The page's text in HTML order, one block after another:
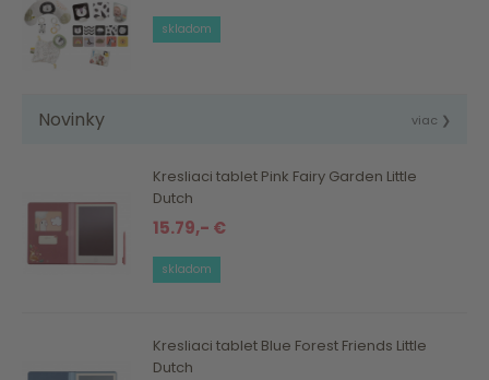
skladom
Novinky viac ❯
Kresliaci tablet Pink Fairy Garden Little
Dutch
15.79,- €
skladom
Kresliaci tablet Blue Forest Friends Little
Dutch